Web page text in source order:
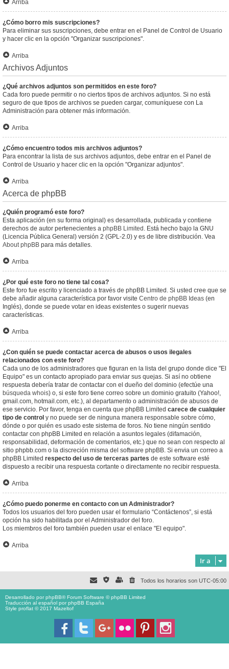
Arriba
¿Cómo borro mis suscripciones?
Para eliminar sus suscripciones, debe entrar en el Panel de Control de Usuario
y hacer clic en la opción "Organizar suscripciones".
Arriba
Archivos Adjuntos
¿Qué archivos adjuntos son permitidos en este foro?
Cada foro puede permitir o no ciertos tipos de archivos adjuntos. Si no está
seguro de que tipos de archivos se pueden cargar, comuníquese con La
Administración para obtener más información.
Arriba
¿Cómo encuentro todos mis archivos adjuntos?
Para encontrar la lista de sus archivos adjuntos, debe entrar en el Panel de
Control de Usuario y hacer clic en la opción "Organizar adjuntos".
Arriba
Acerca de phpBB
¿Quién programó este foro?
Esta aplicación (en su forma original) es desarrollada, publicada y contiene
derechos de autor pertenecientes a phpBB Limited . Está hecho bajo la GNU
(Licencia Pública General) versión 2 (GPL-2.0) y es de libre distribución. Vea
About phpBB para más detalles.
Arriba
¿Por qué este foro no tiene tal cosa?
Este foro fue escrito y licenciado a través de phpBB Limited. Si usted cree que se
debe añadir alguna característica por favor visite Centro de phpBB Ideas (en
Inglés), donde se puede votar en ideas existentes o sugerir nuevas
características.
Arriba
¿Con quién se puede contactar acerca de abusos o usos ilegales
relacionados con este foro?
Cada uno de los administradores que figuran en la lista del grupo donde dice "El
Equipo" es un contacto apropiado para enviar sus quejas. Si así no obtiene
respuesta debería tratar de contactar con el dueño del dominio (efectúe una
búsqueda whois) o, si este foro tiene correo sobre un dominio gratuito (Yahoo!,
gmail.com, hotmail.com, etc.), al departamento o administración de abusos de
ese servicio. Por favor, tenga en cuenta que phpBB Limited carece de cualquier
tipo de control y no puede ser de ninguna manera responsable sobre cómo,
dónde o por quién es usado este sistema de foros. No tiene ningún sentido
contactar con phpBB Limited en relación a asuntos legales (difamación,
responsabilidad, deformación de comentarios, etc.) que no sean con respecto al
sitio phpbb.com o la discreción misma del software phpBB. Si envia un correo a
phpBB Limited respecto del uso de terceras partes de este software esté
dispuesto a recibir una respuesta cortante o directamente no recibir respuesta.
Arriba
¿Cómo puedo ponerme en contacto con un Administrador?
Todos los usuarios del foro pueden usar el formulario “Contáctenos”, si está
opción ha sido habilitada por el Administrador del foro.
Los miembros del foro también pueden usar el enlace "El equipo".
Arriba
Ir a
Todos los horarios son UTC-05:00
Desarrollado porphpBB® Forum Software © phpBB Limited
Traducción al español porphpBB España
Style proflat © 2017 Mazeltof